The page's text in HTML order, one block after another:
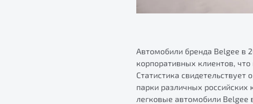
Автомобили бренда Belgee в
корпоративных клиентов,
Статистика свидетельствует
парки различных
легковые автомобили Belgee